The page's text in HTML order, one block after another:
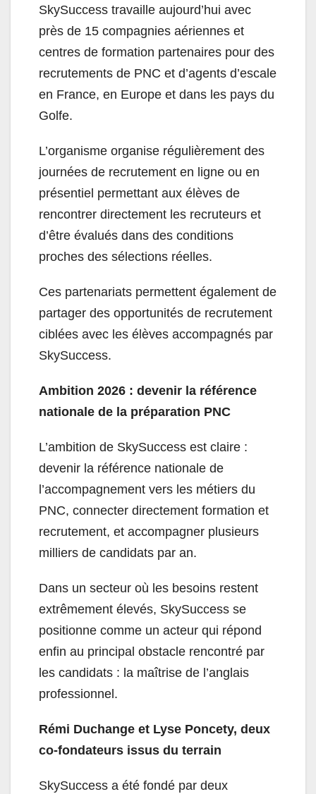
SkySuccess travaille aujourd’hui avec
près de 15 compagnies aériennes et
centres de formation partenaires pour des
recrutements de PNC et d’agents d’escale
en France, en Europe et dans les pays du
Golfe.
L’organisme organise régulièrement des
journées de recrutement en ligne ou en
présentiel permettant aux élèves de
rencontrer directement les recruteurs et
d’être évalués dans des conditions
proches des sélections réelles.
Ces partenariats permettent également de
partager des opportunités de recrutement
ciblées avec les élèves accompagnés par
SkySuccess.
Ambition 2026 : devenir la référence
nationale de la préparation PNC
L’ambition de SkySuccess est claire :
devenir la référence nationale de
l’accompagnement vers les métiers du
PNC, connecter directement formation et
recrutement, et accompagner plusieurs
milliers de candidats par an.
Dans un secteur où les besoins restent
extrêmement élevés, SkySuccess se
positionne comme un acteur qui répond
enfin au principal obstacle rencontré par
les candidats : la maîtrise de l’anglais
professionnel.
Rémi Duchange et Lyse Poncety, deux
co-fondateurs issus du terrain
SkySuccess a été fondé par deux